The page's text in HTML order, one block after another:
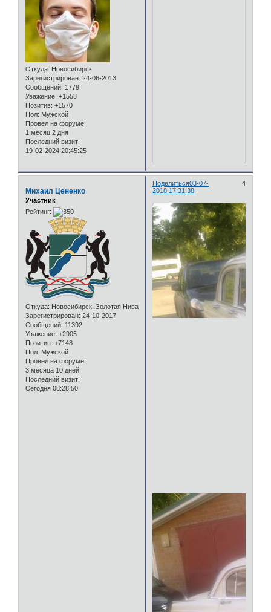
Откуда: Новосибирск
Зарегистрирован: 24-06-2013
Сообщений: 1779
Уважение: +1558
Позитив: +1570
Пол: Мужской
Провел на форуме:
1 месяц 2 дня
Последний визит:
19-02-2024 20:45:25
Поделиться 4
03-07-
2018 17:31:38
Михаил Цененко
Участник
Рейтинг:
Откуда: Новосибирск. Золотая Нива
Зарегистрирован: 24-10-2017
Сообщений: 11392
Уважение: +2905
Позитив: +7148
Пол: Мужской
Провел на форуме:
3 месяца 10 дней
Последний визит:
Сегодня 08:28:50